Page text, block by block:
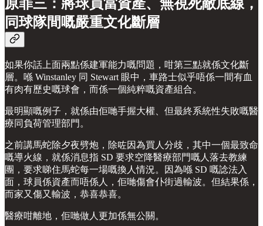
原罪三：將球員當資產、無視死敵底線，
同球隊間嘅嚴重文化斷層
如果你話上面兩點係建軍能力嘅問題，咁第三點就係文化斷
層。喺 Winstanley 同 Stewart 眼中，車路士似乎唔係一間有血
有肉有歷史嘅球會，而係一個純粹嘅資產組合。
最明顯嘅例子，就係由佢哋手握大權、但最終系統性失敗嘅醫
療同負荷管理部門。
之前講馬蛇除夕夜劈炮，除咗因為買人分歧，其中一個最致命
嘅導火線，就係消息指 SD 要求空降醫療部門嘅人落去教練
團，要求睇住馬蛇每一場嘅換人情況。因為喺 SD 嘅諗法入
面，球員係資產而唔係人，佢哋傷會仆街過輸波。但結果係，
而家又傷又輸波，恭喜恭喜。
醫療咁離地，佢哋做人更加係無公關。